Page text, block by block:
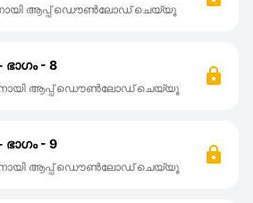
ആപ്പ് ഡൌൺലോഡ് ചെയ്യൂ
ഭാഗം - 8
ആപ്പ് ഡൌൺലോഡ് ചെയ്യൂ
ഭാഗം - 9
ആപ്പ് ഡൌൺലോഡ് ചെയ്യൂ